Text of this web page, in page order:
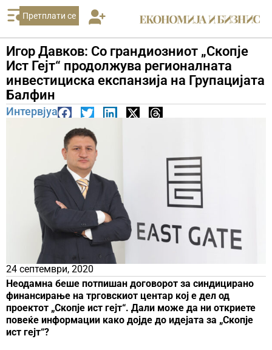
Претплати се
Игор Давков: Со грандиозниот „Скопје
Ист Гејт“ продолжува регионалната
инвестициска експанзија на Групацијата
Балфин
Интервјуа
24 септември, 2020
Неодамна беше потпишан договорот за синдицирано
финансирање на трговскиот центар кој е дел од
проектот „Скопје ист гејт“. Дали може да ни откриете
повеќе информации како дојде до идејата за „Скопје
ист гејт“?